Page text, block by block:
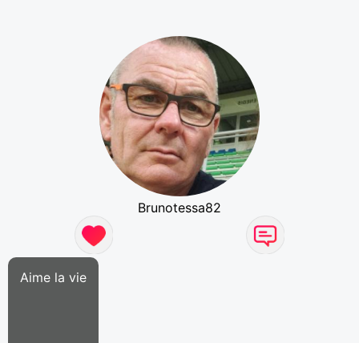
Brunotessa82
Aime la vie